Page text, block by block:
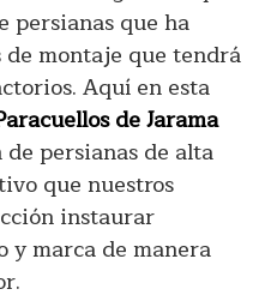
persianas que ha
montaje que tendrá
Aquí en esta
de Jarama
persianas de alta
que nuestros
instaurar
y marca de manera